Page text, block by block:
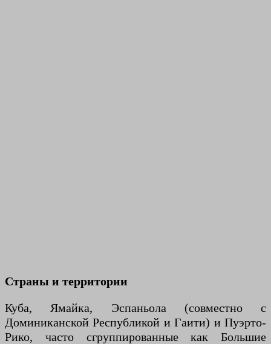
Страны и территории
Куба, Ямайка, Эспаньола (совместно с
Доминиканской Республикой и Гаити) и Пуэрто-
Рико, часто сгруппированные как Большие